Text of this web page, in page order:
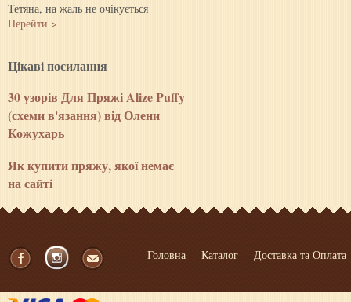
Тетяна, на жаль не очікується
Перейти >
Цiкавi посилання
30 узорів Для Пряжі Alize Puffy
(схеми в'язання) від Олени
Кожухарь
Як купити пряжу, якої немає
на сайті
Головна Каталог Доставка та Оплата